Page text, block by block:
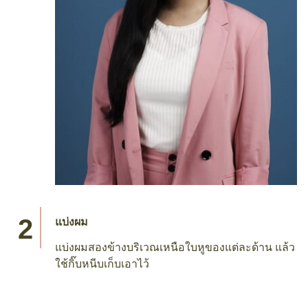
แบ่งผม
แบ่งผมสองข้างบริเวณเหนือใบหูของแต่ละด้าน แล้ว
ใช้กิ๊บหนีบเก็บเอาไว้